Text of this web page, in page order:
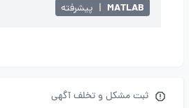
MATLAB
| پیشرفته
ثبت مشکل و تخلف آگهی